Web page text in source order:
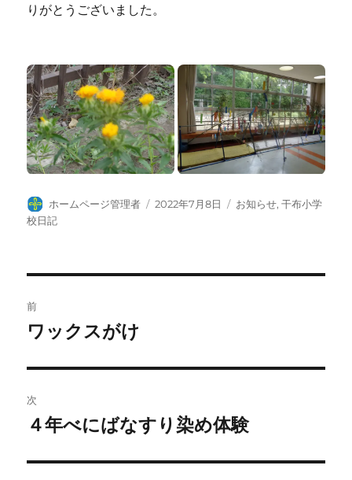
りがとうございました。
投
稿
ホームページ管理者
投
2022年7月8日
カ
お知らせ,干布小学
校日記
稿
ビ
ゲ
ー
前
前
投
稿:
ワックスがけ
次
次
投
４年べにばなすり染め体験